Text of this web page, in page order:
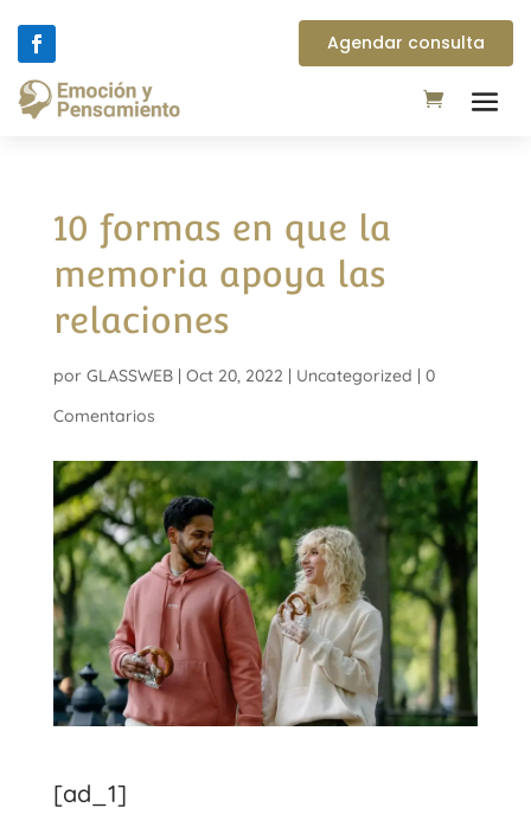
Agendar consulta
10 formas en que la
memoria apoya las
relaciones
por GLASSWEB| Oct 20, 2022 | Uncategorized | 0
Comentarios
[ad_1]